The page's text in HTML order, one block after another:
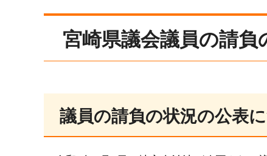
宮崎県議会議員の請負
議員の請負の状況の公表